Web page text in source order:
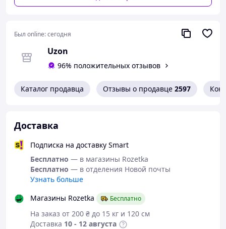
поможет создать уютную атмосферу в вашей спальне.
Был online:сегодня
Uzon
96% положительных отзывов
Каталог продавца Отзывы о продавце 2597
Доставка
Подписка на доставку Smart
Бесплатно — в магазины Rozetka
Бесплатно — в отделения Новой почты
Узнать больше
Магазины Rozetka
Бесплатно
На заказ от 200 ₴ до 15 кг и 120 см
Доставка 10 - 12 августа